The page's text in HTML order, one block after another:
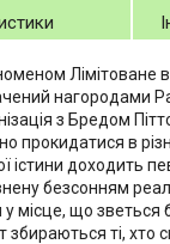
з Бредом
в
доходить
безсонням
місце, що зветься
ті, хто